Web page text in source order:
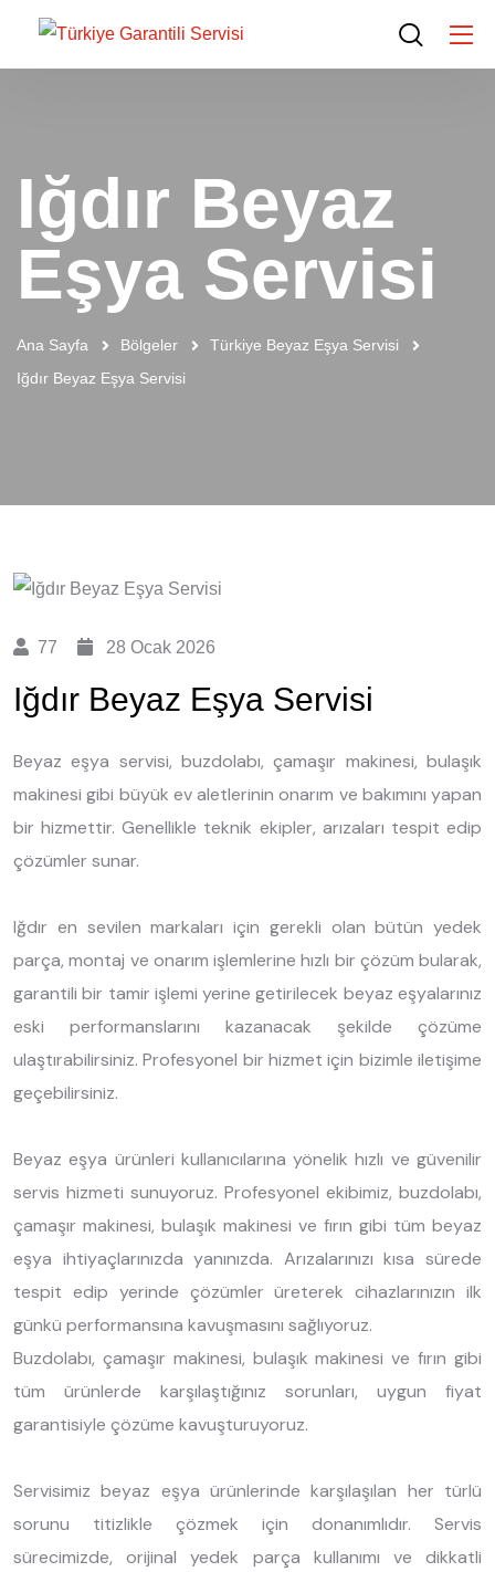
Iğdır Beyaz
Eşya Servisi
Ana Sayfa Bölgeler
Türkiye Beyaz Eşya Servisi
Iğdır Beyaz Eşya Servisi
77 28 Ocak 2026
Iğdır Beyaz Eşya Servisi
Beyaz eşya servisi, buzdolabı, çamaşır makinesi, bulaşık
makinesi gibi büyük ev aletlerinin onarım ve bakımını yapan
bir hizmettir. Genellikle teknik ekipler, arızaları tespit edip
çözümler sunar.
Iğdır en sevilen markaları için gerekli olan bütün yedek
parça, montaj ve onarım işlemlerine hızlı bir çözüm bularak,
garantili bir tamir işlemi yerine getirilecek beyaz eşyalarınız
eski performanslarını kazanacak şekilde çözüme
ulaştırabilirsiniz. Profesyonel bir hizmet için bizimle iletişime
geçebilirsiniz.
Beyaz eşya ürünleri kullanıcılarına yönelik hızlı ve güvenilir
servis hizmeti sunuyoruz. Profesyonel ekibimiz, buzdolabı,
çamaşır makinesi, bulaşık makinesi ve fırın gibi tüm beyaz
eşya ihtiyaçlarınızda yanınızda. Arızalarınızı kısa sürede
tespit edip yerinde çözümler üreterek cihazlarınızın ilk
günkü performansına kavuşmasını sağlıyoruz.
Buzdolabı, çamaşır makinesi, bulaşık makinesi ve fırın gibi
tüm ürünlerde karşılaştığınız sorunları, uygun fiyat
garantisiyle çözüme kavuşturuyoruz.
Servisimiz beyaz eşya ürünlerinde karşılaşılan her türlü
sorunu titizlikle çözmek için donanımlıdır. Servis
sürecimizde, orijinal yedek parça kullanımı ve dikkatli